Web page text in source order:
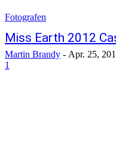
Fotografen
Miss Earth 2012
Martin Brandy - Apr. 25,
1